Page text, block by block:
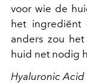
voor wie de
het
anders zou
huid net nodig
Hyaluronic